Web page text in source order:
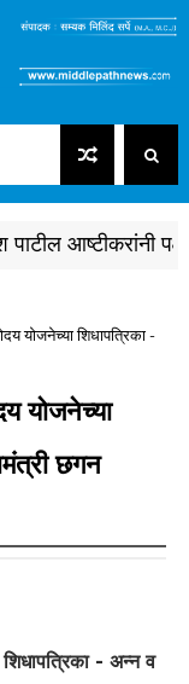
आष्टीकरांनी
योजनेच्या शिधापत्रिका -
योजनेच्या
छगन
शिधापत्रिका - अन्न व